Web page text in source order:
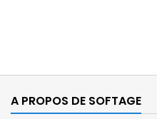
A PROPOS DE SOFTAGE